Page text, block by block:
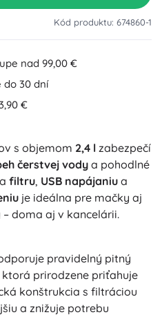
Kód produktu: 674860-1
nad 99,00 €
do 30 dní
€
s objemom 2,4 lzabezpečí
čerstvej vody a pohodlné
filtru, USB napájaniu a
je ideálna pre mačky aj
doma aj v kancelárii.
pravidelný pitný
prirodzene priťahuje
konštrukcia s filtráciou
a znižuje potrebu